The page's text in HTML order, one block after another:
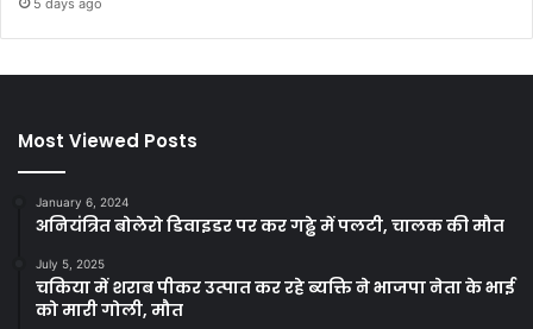
5 days ago
Most Viewed Posts
January 6, 2024
अनियंत्रित बोलेरो डिवाइडर पर कर गढ्ढे में पलटी, चालक की मौत
July 5, 2025
चकिया में शराब पीकर उत्पात कर रहे ब्यक्ति ने भाजपा नेता के भाई
को मारी गोली, मौत